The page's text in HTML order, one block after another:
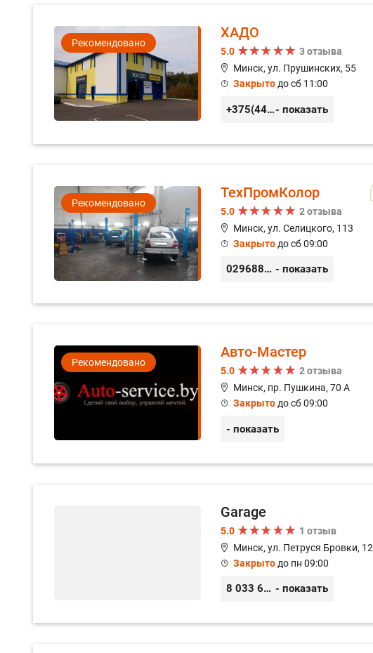
Рекомендовано
ХАДО
5.0
3 отзыва
Минск, ул. Прушинских, 55
Закрытодо сб 11:00
+375(44) 559-27-77- показать
Рекомендовано
ТехПромКолор
5.0
2 отзыва
Минск, ул. Селицкого, 113
Закрытодо сб 09:00
0296889898 - показать
Рекомендовано
Авто-Мастер
5.0
2 отзыва
Минск, пр. Пушкина, 70 А
Закрытодо сб 09:00
- показать
Garage
5.0
1 отзыв
Минск, ул. Петруся Бровки, 12
Закрытодо пн 09:00
8 033 626 05 68 - показать